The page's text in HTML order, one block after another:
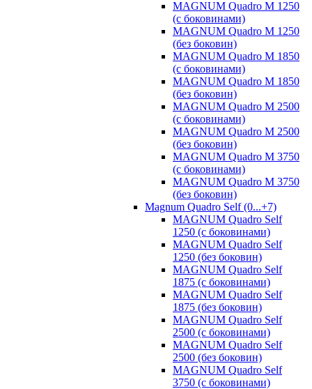
MAGNUM Quadro M 1250
(с боковинами)
MAGNUM Quadro M 1250
(без боковин)
MAGNUM Quadro M 1850
(с боковинами)
MAGNUM Quadro M 1850
(без боковин)
MAGNUM Quadro M 2500
(с боковинами)
MAGNUM Quadro M 2500
(без боковин)
MAGNUM Quadro M 3750
(с боковинами)
MAGNUM Quadro M 3750
(без боковин)
Magnum Quadro Self (0...+7)
MAGNUM Quadro Self
1250 (с боковинами)
MAGNUM Quadro Self
1250 (без боковин)
MAGNUM Quadro Self
1875 (с боковинами)
MAGNUM Quadro Self
1875 (без боковин)
MAGNUM Quadro Self
2500 (с боковинами)
MAGNUM Quadro Self
2500 (без боковин)
MAGNUM Quadro Self
3750 (с боковинами)